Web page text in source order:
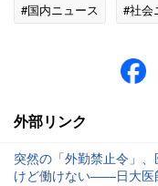
#国内ニュース #社会
外部リンク
突然の「外勤禁止令」
けど働けない――日大医